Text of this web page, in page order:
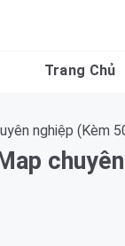
Trang Chủ
nghiệp (Kèm